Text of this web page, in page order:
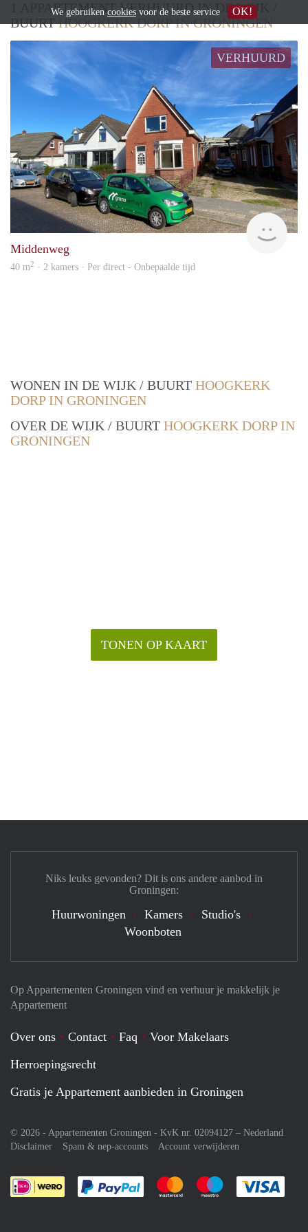
1 APPARTEMENT VERHUURD IN DE WIJK /
BUURTHOOGKERK DORP IN GRONINGEN
VERHUURD
Middenweg
40 m2 · 2 kamers · Per direct - Onbepaalde tijd
WONEN IN DE WIJK / BUURT HOOGKERK
DORP IN GRONINGEN
OVER DE WIJK / BUURT HOOGKERK DORP IN
GRONINGEN
TONEN OP KAART
Op Appartementen Groningen vind en verhuur je makkelijk je
Appartement
Over ons Contact Faq
Voor Makelaars
Herroepingsrecht
Gratis je Appartement aanbieden in Groningen
© 2026 - Appartementen Groningen - KvK nr. 02094127 – Nederland
Disclaimer
Spam & nep-accounts Account verwijderen
Je rekent gemakkelijk af met Paypal
Je rekent gemakkelijk af met
Je rekent
Niks leuks gevonden? Dit is ons andere aanbod in
Groningen:
Huurwoningen Kamers
Studio's
Woonboten
We gebruiken cookies voor de beste service OK!